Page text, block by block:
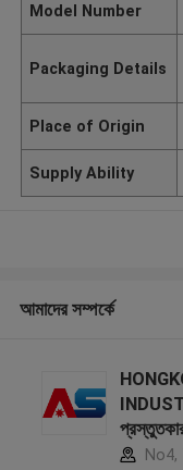
Model Number
Packaging Details
Place of Origin
Supply Ability
আমাদের সম্পর্কে
No4,